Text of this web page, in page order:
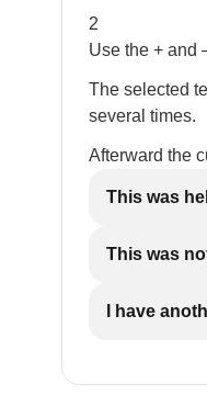
2
Use the + and
The selected
several times.
Afterward the
This was
This was
I have